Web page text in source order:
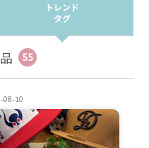
トレンド
タグ
55
08-10